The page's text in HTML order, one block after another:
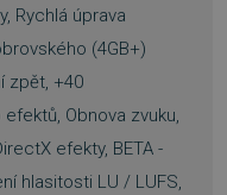
Rychlá úprava
(4GB+)
zpět, +40
Obnova zvuku,
efekty, BETA -
hlasitosti LU / LUFS,